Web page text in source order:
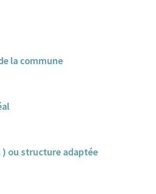
la commune
ou structure adaptée